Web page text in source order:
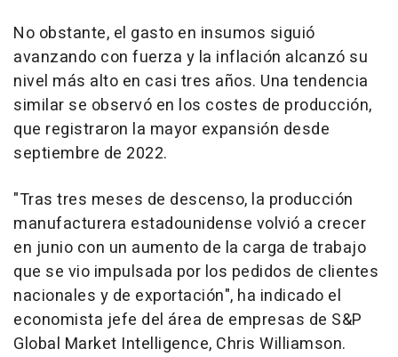
No obstante, el gasto en insumos siguió
avanzando con fuerza y la inflación alcanzó su
nivel más alto en casi tres años. Una tendencia
similar se observó en los costes de producción,
que registraron la mayor expansión desde
septiembre de 2022.
"Tras tres meses de descenso, la producción
manufacturera estadounidense volvió a crecer
en junio con un aumento de la carga de trabajo
que se vio impulsada por los pedidos de clientes
nacionales y de exportación", ha indicado el
economista jefe del área de empresas de S&P
Global Market Intelligence, Chris Williamson.